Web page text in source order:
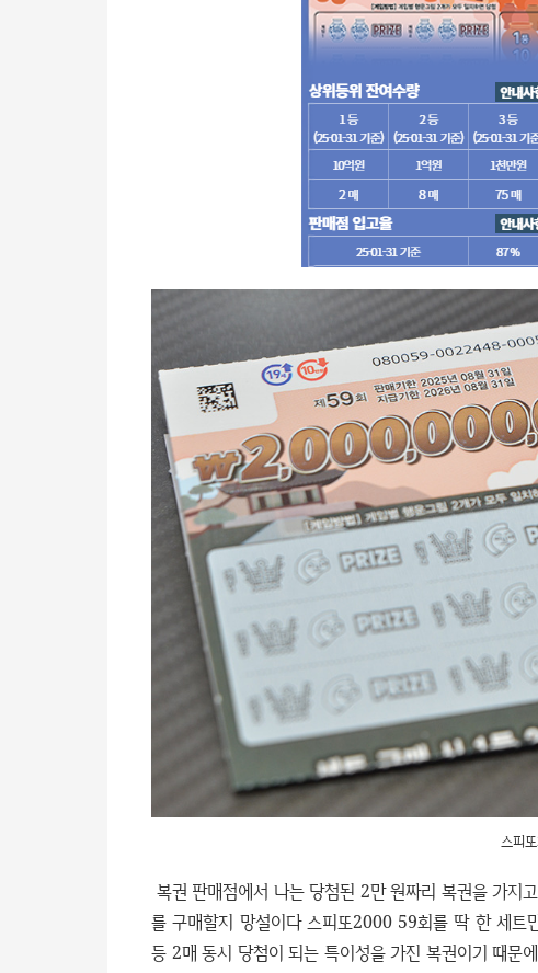
스피
복권 판매점에서 나는 당첨된 2만 원짜리 복권을 가지
를 구매할지 망설이다 스피또2000 59회를 딱 한 세
등 2매 동시 당첨이 되는 특이성을 가진 복권이기 때문